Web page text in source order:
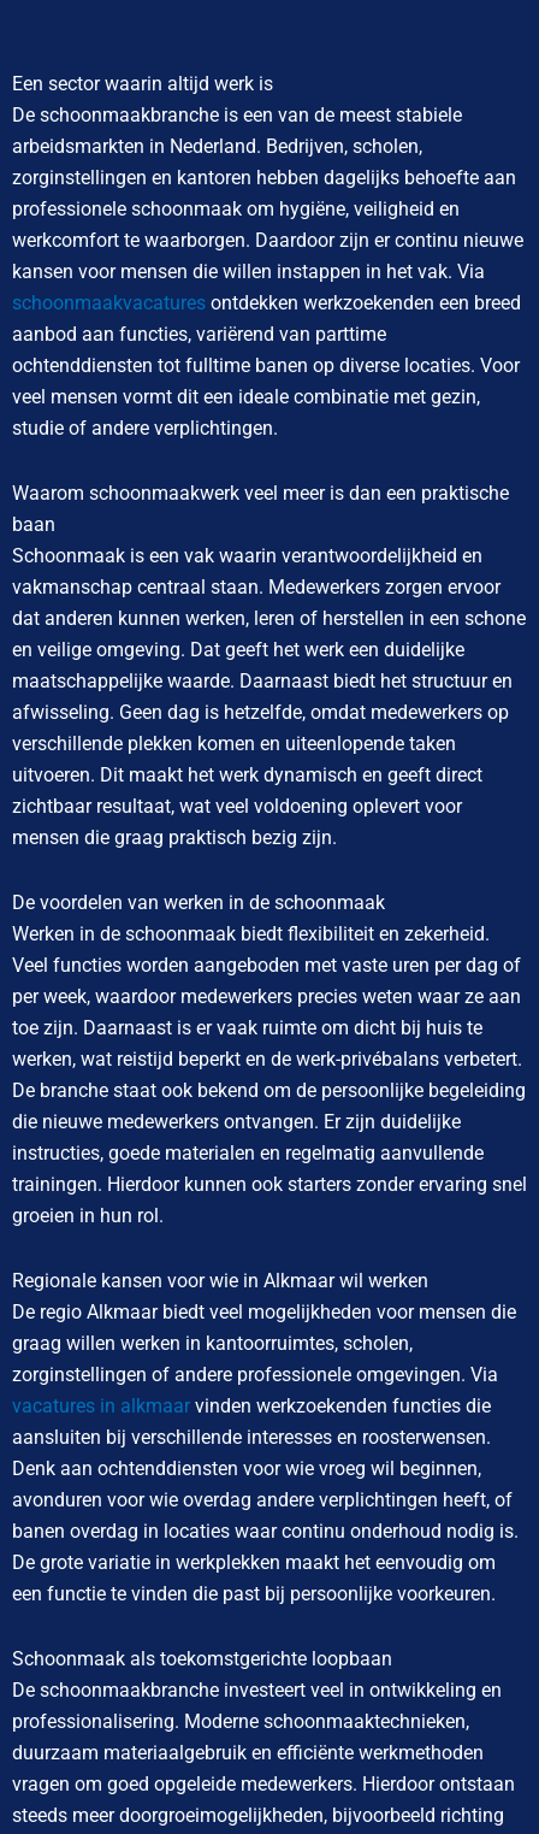
Een sector waarin altijd werk is
De schoonmaakbranche is een van de meest stabiele
arbeidsmarkten in Nederland. Bedrijven, scholen,
zorginstellingen en kantoren hebben dagelijks behoefte aan
professionele schoonmaak om hygiëne, veiligheid en
werkcomfort te waarborgen. Daardoor zijn er continu nieuwe
kansen voor mensen die willen instappen in het vak. Via
schoonmaakvacatures ontdekken werkzoekenden een breed
aanbod aan functies, variërend van parttime
ochtenddiensten tot fulltime banen op diverse locaties. Voor
veel mensen vormt dit een ideale combinatie met gezin,
studie of andere verplichtingen.
Waarom schoonmaakwerk veel meer is dan een praktische
baan
Schoonmaak is een vak waarin verantwoordelijkheid en
vakmanschap centraal staan. Medewerkers zorgen ervoor
dat anderen kunnen werken, leren of herstellen in een schone
en veilige omgeving. Dat geeft het werk een duidelijke
maatschappelijke waarde. Daarnaast biedt het structuur en
afwisseling. Geen dag is hetzelfde, omdat medewerkers op
verschillende plekken komen en uiteenlopende taken
uitvoeren. Dit maakt het werk dynamisch en geeft direct
zichtbaar resultaat, wat veel voldoening oplevert voor
mensen die graag praktisch bezig zijn.
De voordelen van werken in de schoonmaak
Werken in de schoonmaak biedt flexibiliteit en zekerheid.
Veel functies worden aangeboden met vaste uren per dag of
per week, waardoor medewerkers precies weten waar ze aan
toe zijn. Daarnaast is er vaak ruimte om dicht bij huis te
werken, wat reistijd beperkt en de werk-privébalans verbetert.
De branche staat ook bekend om de persoonlijke begeleiding
die nieuwe medewerkers ontvangen. Er zijn duidelijke
instructies, goede materialen en regelmatig aanvullende
trainingen. Hierdoor kunnen ook starters zonder ervaring snel
groeien in hun rol.
Regionale kansen voor wie in Alkmaar wil werken
De regio Alkmaar biedt veel mogelijkheden voor mensen die
graag willen werken in kantoorruimtes, scholen,
zorginstellingen of andere professionele omgevingen. Via
vacatures in alkmaar vinden werkzoekenden functies die
aansluiten bij verschillende interesses en roosterwensen.
Denk aan ochtenddiensten voor wie vroeg wil beginnen,
avonduren voor wie overdag andere verplichtingen heeft, of
banen overdag in locaties waar continu onderhoud nodig is.
De grote variatie in werkplekken maakt het eenvoudig om
een functie te vinden die past bij persoonlijke voorkeuren.
Schoonmaak als toekomstgerichte loopbaan
De schoonmaakbranche investeert veel in ontwikkeling en
professionalisering. Moderne schoonmaaktechnieken,
duurzaam materiaalgebruik en efficiënte werkmethoden
vragen om goed opgeleide medewerkers. Hierdoor ontstaan
steeds meer doorgroeimogelijkheden, bijvoorbeeld richting